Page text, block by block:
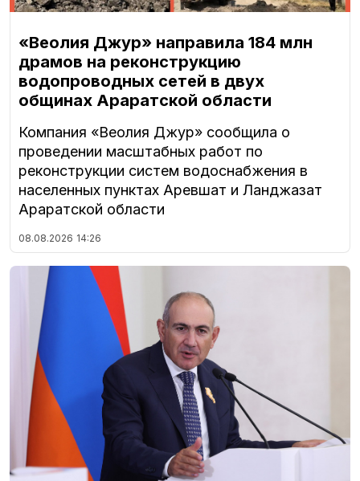
«Веолия Джур» направила 184 млн
драмов на реконструкцию
водопроводных сетей в двух
общинах Араратской области
Компания «Веолия Джур» сообщила о
проведении масштабных работ по
реконструкции систем водоснабжения в
населенных пунктах Аревшат и Ланджазат
Араратской области
08.08.2026 14:26